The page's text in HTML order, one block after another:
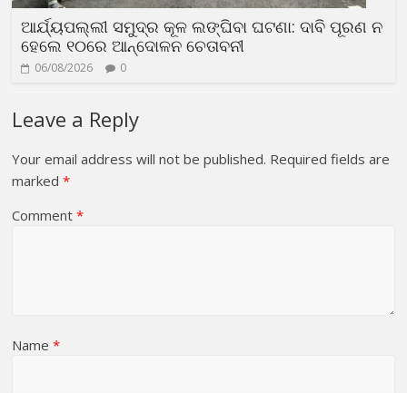
ଆର୍ଯ୍ୟପଲ୍ଲୀ ସମୁଦ୍ର କୂଳ ଲଙ୍ଘିବା ଘଟଣା: ଦାବି ପୂରଣ ନ
ହେଲେ ୧୦ରେ ଆନ୍ଦୋଳନ ଚେତାବନୀ
06/08/2026 0
Leave a Reply
Your email address will not be published. Required fields are
marked*
Comment*
Name*